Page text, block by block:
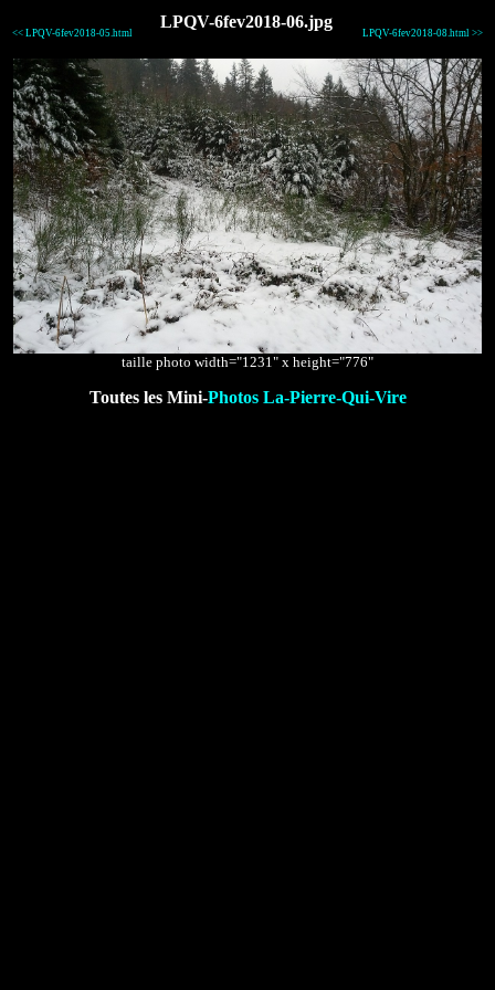
<< LPQV-6fev2018-05.html
LPQV-6fev2018-06.jpg
LPQV-6fev2018-08.html >>
taille photo width="1231" x height="776"
Toutes les Mini-Photos La-Pierre-Qui-Vire